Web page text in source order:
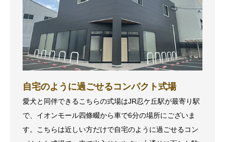
自宅のように過ごせるコンパクト式場
愛犬と同伴できるこちらの式場はJR忍ケ丘駅が最寄り駅
で、イオンモール四條畷から車で6分の場所にございま
す。こちらは近しい方だけで自宅のように過ごせるコン